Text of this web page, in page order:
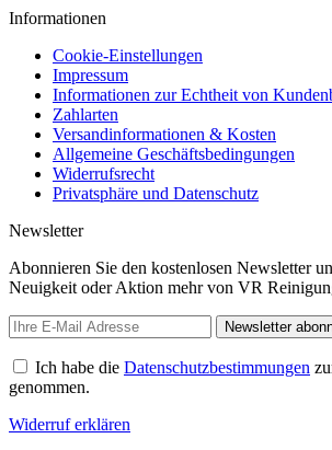
Informationen
Cookie-Einstellungen
Impressum
Informationen zur Echtheit von
Zahlarten
Versandinformationen & Kosten
Allgemeine Geschäftsbedingungen
Widerrufsrecht
Privatsphäre und Datenschutz
Newsletter
Abonnieren Sie den kostenlosen Newsletter
Neuigkeit oder Aktion mehr von VR
Newsletter
Ich habe die Datenschutzbestimmungen
genommen.
Widerruf erklären